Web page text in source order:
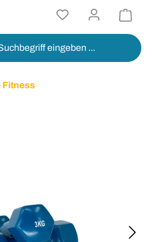
Fitness